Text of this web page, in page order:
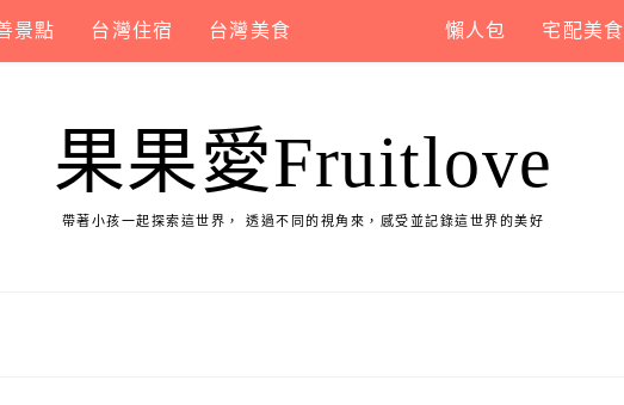
景點 台灣住宿 台灣美食 懶人包 宅配美食
果果愛Fruitlove
帶著小孩一起探索這世界， 透過不同的視角來，感受並記錄這世界的美好